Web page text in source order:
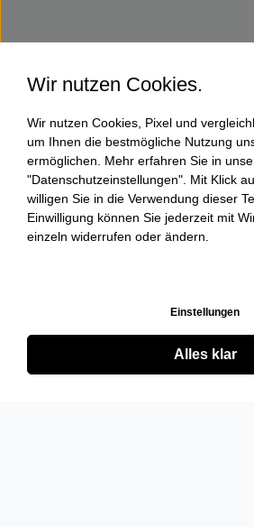
Wir nutzen Cookies.
Wir nutzen Cookies, Pixel und
um Ihnen die bestmögliche Nutzung
ermöglichen. Mehr erfahren Sie in
"Datenschutzeinstellungen". Mit Klick
willigen Sie in die Verwendung dieser
Einwilligung können Sie jederzeit mit
einzeln widerrufen oder ändern.
Einstellungen
Alles klar